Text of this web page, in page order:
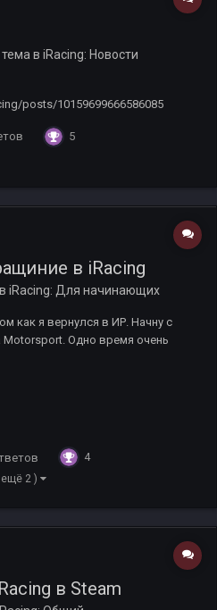
в iRacing: Новости
posts/10159699666586085
5
в iRacing
iRacing: Для начинающих
как я вернулся в ИР. Начну с
Motorsport. Одно время очень
нравилось. Потом как то
TMX), и забыл на вр...
4
ещё 2 )
в Steam